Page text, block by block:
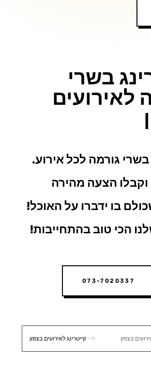
בשרי
לאירועים
בשרי גורמה לכל אירוע.
וקבלו הצעה מהירה
בו ידברו על האוכל!
הכי טוב בהתחייבות!
073-7020337
$ קייטרינג לאירועים בצפון בצפון